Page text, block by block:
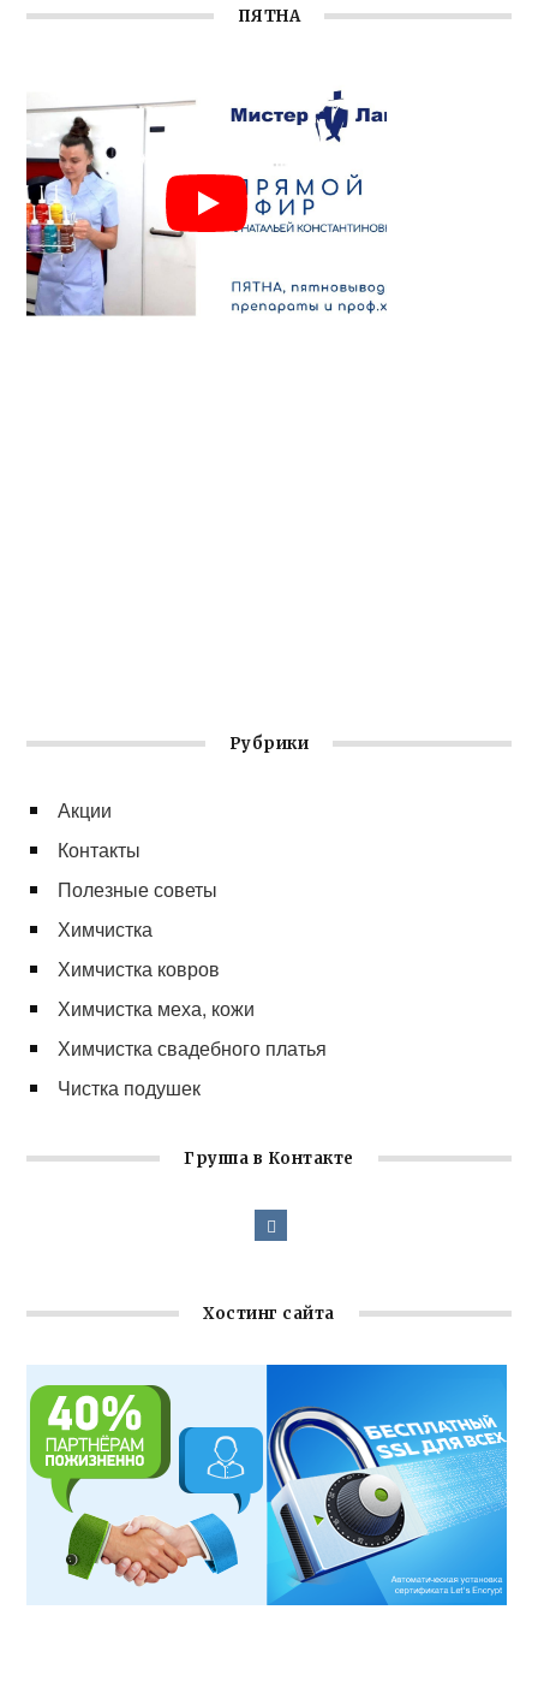
ПЯТНА
Рубрики
Акции
Контакты
Полезные советы
Химчистка
Химчистка ковров
Химчистка меха, кожи
Химчистка свадебного платья
Чистка подушек
Группа в Контакте
Хостинг сайта